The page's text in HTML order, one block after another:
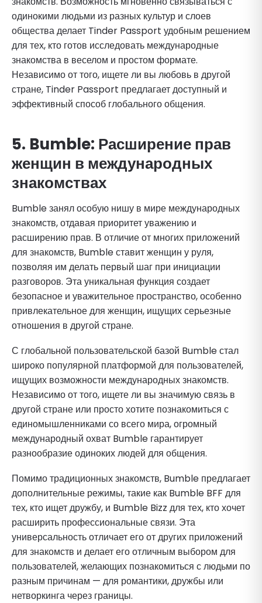
одинокими людьми из разных культур и слоев
общества делает Tinder Passport удобным решением
для тех, кто готов исследовать международные
знакомства в веселом и простом формате.
Независимо от того, ищете ли вы любовь в другой
стране, Tinder Passport предлагает доступный и
эффективный способ глобального общения.
5. Bumble: Расширение прав
женщин в международных
знакомствах
Bumble занял особую нишу в мире международных
знакомств, отдавая приоритет уважению и
расширению прав. В отличие от многих приложений
для знакомств, Bumble ставит женщин у руля,
позволяя им делать первый шаг при инициации
разговоров. Эта уникальная функция создает
безопасное и уважительное пространство, особенно
привлекательное для женщин, ищущих серьезные
отношения в другой стране.
С глобальной пользовательской базой Bumble стал
широко популярной платформой для пользователей,
ищущих возможности международных знакомств.
Независимо от того, ищете ли вы значимую связь в
другой стране или просто хотите познакомиться с
единомышленниками со всего мира, огромный
международный охват Bumble гарантирует
разнообразие одиноких людей для общения.
Помимо традиционных знакомств, Bumble предлагает
дополнительные режимы, такие как Bumble BFF для
тех, кто ищет дружбу, и Bumble Bizz для тех, кто хочет
расширить профессиональные связи. Эта
универсальность отличает его от других приложений
для знакомств и делает его отличным выбором для
пользователей, желающих познакомиться с людьми по
разным причинам — для романтики, дружбы или
нетворкинга через границы.